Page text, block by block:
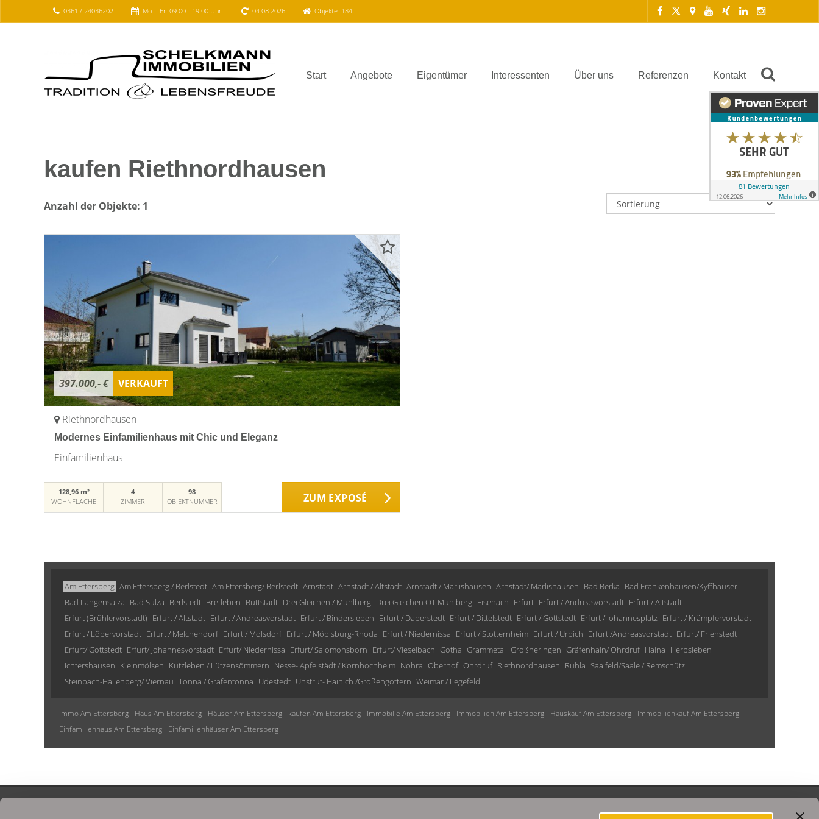
0361 / 24036202 Mo. - Fr. 09.00 - 19.00 Uhr 04.08.2026 Objekte: 184
Start Angebote Eigentümer Interessenten Über uns Referenzen Kontakt
kaufen Riethnordhausen
Anzahl der Objekte: 1
397.000,- € VERKAUFT
Riethnordhausen
Modernes Einfamilienhaus mit Chic und Eleganz
Einfamilienhaus
128,96 m²
WOHNFLÄCHE
4
ZIMMER
98
OBJEKTNUMMER
ZUM EXPOSÉ
Am Ettersberg Am Ettersberg / Berlstedt Am Ettersberg/ Berlstedt Arnstadt Arnstadt / Altstadt Arnstadt / Marlishausen Arnstadt/ Marlishausen Bad Berka Bad Frankenhausen/Kyffhäuser
Bad Langensalza Bad Sulza Berlstedt Bretleben Buttstädt Drei Gleichen / Mühlberg Drei Gleichen OT Mühlberg Eisenach Erfurt Erfurt / Andreasvorstadt Erfurt / Altstadt
Erfurt (Brühlervorstadt) Erfurt / Altstadt Erfurt / Andreasvorstadt Erfurt / Bindersleben Erfurt / Daberstedt Erfurt / Dittelstedt Erfurt / Gottstedt Erfurt / Johannesplatz Erfurt / Krämpfervorstadt
Erfurt / Löbervorstadt Erfurt / Melchendorf Erfurt / Molsdorf Erfurt / Möbisburg-Rhoda Erfurt / Niedernissa Erfurt / Stotternheim Erfurt / Urbich Erfurt /Andreasvorstadt Erfurt/ Frienstedt
Erfurt/ Gottstedt Erfurt/ Johannesvorstadt Erfurt/ Niedernissa Erfurt/ Salomonsborn Erfurt/ Vieselbach Gotha Grammetal Großheringen Gräfenhain/ Ohrdruf Haina Herbsleben
Ichtershausen Kleinmölsen Kutzleben / Lützensömmern Nesse- Apfelstädt / Kornhochheim Nohra Oberhof Ohrdruf Riethnordhausen Ruhla Saalfeld/Saale / Remschütz
Steinbach-Hallenberg/ Viernau Tonna / Gräfentonna Udestedt Unstrut- Hainich /Großengottern Weimar / Legefeld
Immo Am Ettersberg Haus Am Ettersberg Häuser Am Ettersberg kaufen Am Ettersberg Immobilie Am Ettersberg Immobilien Am Ettersberg Hauskauf Am Ettersberg
Immobilienkauf Am Ettersberg
Einfamilienhaus Am Ettersberg
Einfamilienhäuser Am Ettersberg